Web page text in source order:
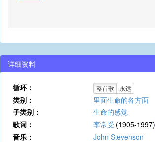
详细资料
循环： 整首歌 永远
类别：
里面生命的各方面
子类别：
生命的感觉
歌词：
李常受 (1905-1997)
音乐：
John Stevenson